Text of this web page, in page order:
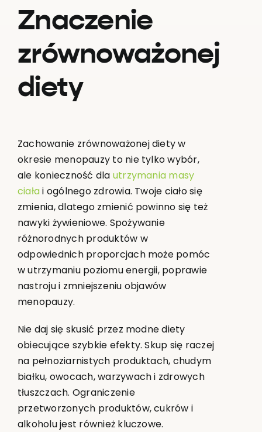
Znaczenie
zrównoważonej
diety
Zachowanie zrównoważonej diety w
okresie menopauzy to nie tylko wybór,
ale konieczność dla utrzymania masy
ciałai ogólnego zdrowia. Twoje ciało się
zmienia, dlatego zmienić powinno się też
nawyki żywieniowe. Spożywanie
różnorodnych produktów w
odpowiednich proporcjach może pomóc
w utrzymaniu poziomu energii, poprawie
nastroju i zmniejszeniu objawów
menopauzy.
Nie daj się skusić przez modne diety
obiecujące szybkie efekty. Skup się raczej
na pełnoziarnistych produktach, chudym
białku, owocach, warzywach i zdrowych
tłuszczach. Ograniczenie
przetworzonych produktów, cukrów i
alkoholu jest również kluczowe.